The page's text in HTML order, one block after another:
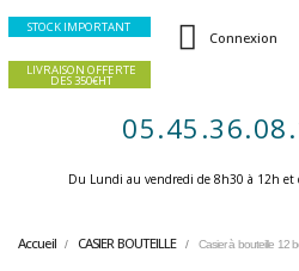
STOCK IMPORTANT
LIVRAISON OFFERTE
DES 350€HT
Connexion
Du Lundi au vendredi de 8h30 à 12h et
Accueil CASIER BOUTEILLE Casier à bouteille 12